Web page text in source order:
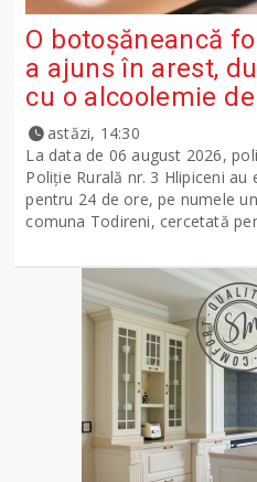
O botoșăneancă
a ajuns în arest,
cu o alcoolemie de
astăzi, 14:30
La data de 06 august 2026,
Poliție Rurală nr. 3 Hlipiceni
pentru 24 de ore, pe numele
comuna Todireni, cercetată